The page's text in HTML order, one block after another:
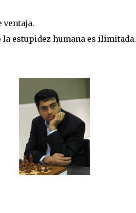
ventaja.
estupidez humana es ilimitada.